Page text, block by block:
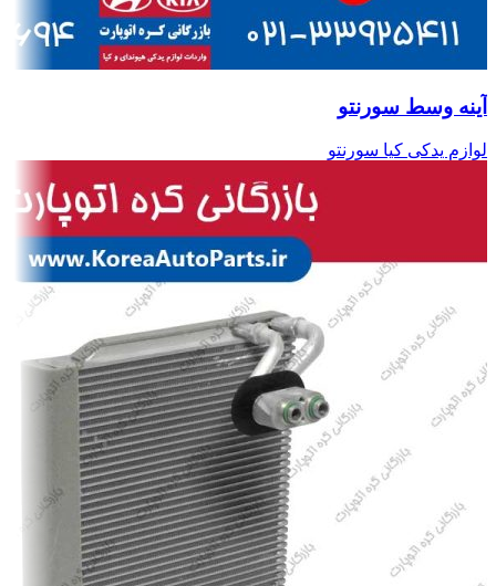
آینه وسط سورنتو
لوازم یدکی کیا سورنتو